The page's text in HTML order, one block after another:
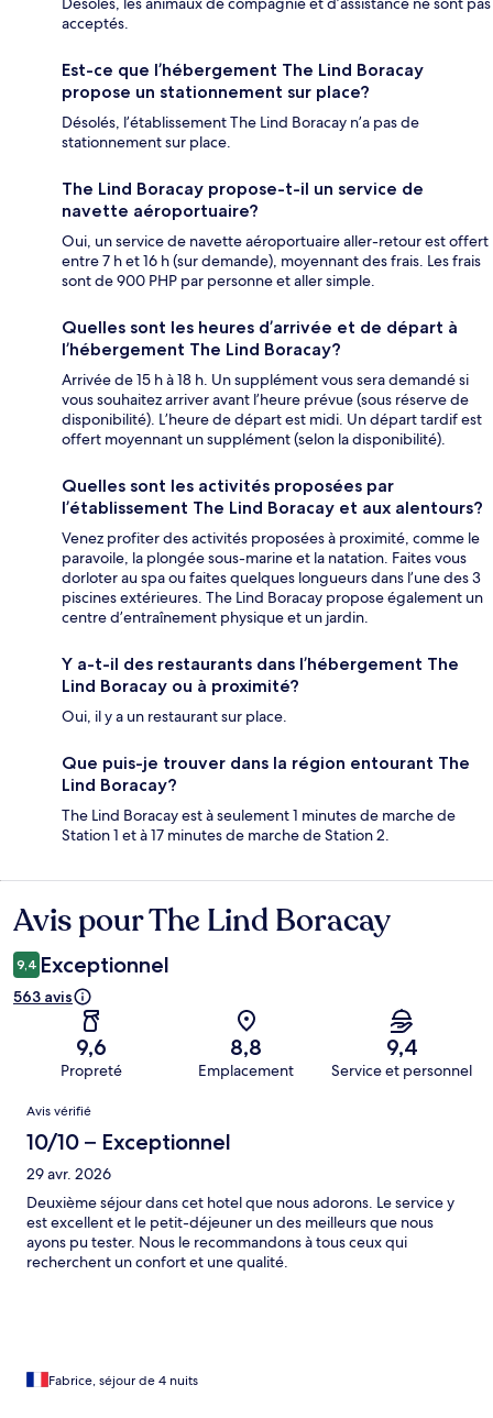
acceptés.
Est-ce que l’hébergement The Lind Boracay
propose un stationnement sur place?
Désolés, l’établissement The Lind Boracay n’a pas de
stationnement sur place.
The Lind Boracay propose-t-il un service de
navette aéroportuaire?
Oui, un service de navette aéroportuaire aller-retour est offert
entre 7 h et 16 h (sur demande), moyennant des frais. Les frais
sont de 900 PHP par personne et aller simple.
Quelles sont les heures d’arrivée et de départ à
l’hébergement The Lind Boracay?
Arrivée de 15 h à 18 h. Un supplément vous sera demandé si
vous souhaitez arriver avant l’heure prévue (sous réserve de
disponibilité). L’heure de départ est midi. Un départ tardif est
offert moyennant un supplément (selon la disponibilité).
Quelles sont les activités proposées par
l’établissement The Lind Boracay et aux alentours?
Venez profiter des activités proposées à proximité, comme le
paravoile, la plongée sous-marine et la natation. Faites vous
dorloter au spa ou faites quelques longueurs dans l’une des 3
piscines extérieures. The Lind Boracay propose également un
centre d’entraînement physique et un jardin.
Y a-t-il des restaurants dans l’hébergement The
Lind Boracay ou à proximité?
Oui, il y a un restaurant sur place.
Que puis-je trouver dans la région entourant The
Lind Boracay?
The Lind Boracay est à seulement 1 minutes de marche de
Station 1 et à 17 minutes de marche de Station 2.
Avis
Avis pour The Lind Boracay
9,4 Exceptionnel
563 avis
9,6
Propreté
8,8
Emplacement
9,4
Service et personnel
Avis
Avis vérifié
10/10 – Exceptionnel
29 avr. 2026
Deuxième séjour dans cet hotel que nous adorons. Le service y
est excellent et le petit-déjeuner un des meilleurs que nous
ayons pu tester. Nous le recommandons à tous ceux qui
recherchent un confort et une qualité.
Fabrice, séjour de 4 nuits